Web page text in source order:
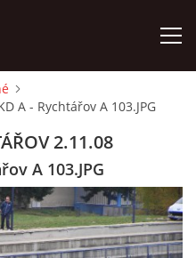
A - Rychtářov A 103.JPG
2.11.08
A 103.JPG